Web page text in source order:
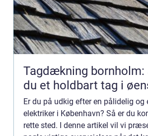
Tagdækning bornholm:
du et holdbart tag i
Er du på udkig efter en pålidelig og
elektriker i København? Så er du
rette sted. I denne artikel vil vi